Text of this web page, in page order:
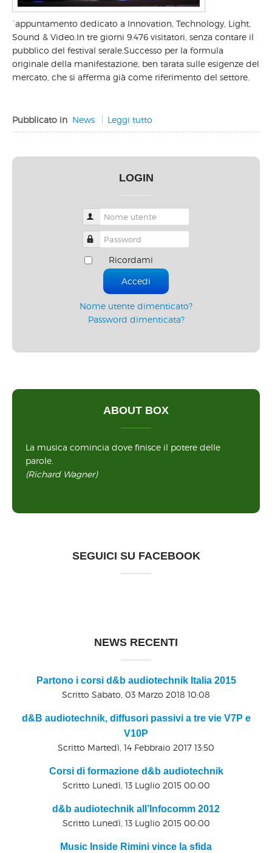
´appuntamento dedicato a Innovation, Technology, Light,
Sound & Video.In tre giorni 9.476 visitatori, senza contare il
pubblico del festival serale.Successo per la formula
originale della manifestazione, ben tarata sulle esigenze del
mercato, che si afferma già come riferimento del settore.
Pubblicato in News Leggi tutto
LOGIN
Nome utente
Password
Ricordami
Accedi
Nome utente dimenticato?
Password dimenticata?
ABOUT BOX
La musica comincia dove finisce il potere delle
parole.
(Richard Wagner)
SEGUICI SU FACEBOOK
NEWS RECENTI
Partono i corsi d&b audiotechnik Italia 2015
Scritto Sabato, 03 Marzo 2018 10:08
d&B audiotechnik, diffusori passivi a tre vie V7P e
V10P
Scritto Martedì, 14 Febbraio 2017 13:50
Corsi di formazione d&b audiotechnik
Scritto Lunedì, 13 Luglio 2015 00:00
d&b audiotechnik all’Infocomm 2012
Scritto Lunedì, 13 Luglio 2015 00:00
Music Inside Rimini vince la sfida